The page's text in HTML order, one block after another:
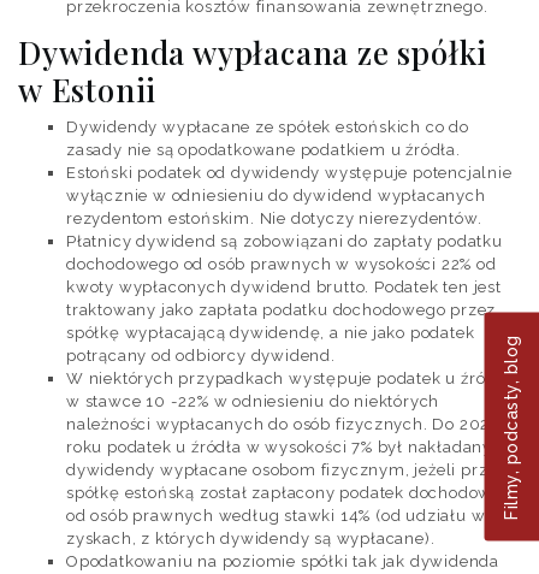
przekroczenia kosztów finansowania zewnętrznego.
Dywidenda wypłacana ze spółki
w Estonii
Dywidendy wypłacane ze spółek estońskich co do
zasady nie są opodatkowane podatkiem u źródła.
Estoński podatek od dywidendy występuje potencjalnie
wyłącznie w odniesieniu do dywidend wypłacanych
rezydentom estońskim. Nie dotyczy nierezydentów.
Płatnicy dywidend są zobowiązani do zapłaty podatku
dochodowego od osób prawnych w wysokości 22% od
kwoty wypłaconych dywidend brutto. Podatek ten jest
traktowany jako zapłata podatku dochodowego przez
spółkę wypłacającą dywidendę, a nie jako podatek
potrącany od odbiorcy dywidend.
W niektórych przypadkach występuje podatek u źródła
w stawce 10 -22% w odniesieniu do niektórych
należności wypłacanych do osób fizycznych. Do 2025
roku podatek u źródła w wysokości 7% był nakładany na
dywidendy wypłacane osobom fizycznym, jeżeli przez
spółkę estońską został zapłacony podatek dochodowy
od osób prawnych według stawki 14% (od udziału w
zyskach, z których dywidendy są wypłacane).
Opodatkowaniu na poziomie spółki tak jak dywidenda
Filmy, podcasty, blog